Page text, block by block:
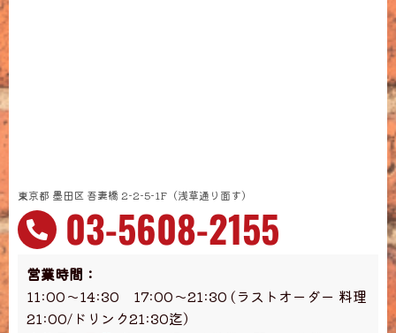
東京都 墨田区 吾妻橋 2-2-5-1F（浅草通り面す）
03-5608-2155
営業時間：
11:00～14:30 17:00～21:30 (ラストオーダー 料理
21:00/ドリンク21:30迄）